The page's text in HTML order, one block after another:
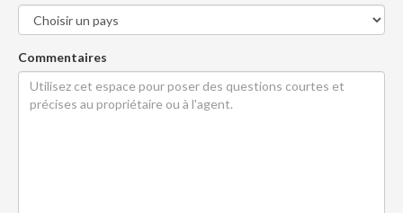
Commentaires